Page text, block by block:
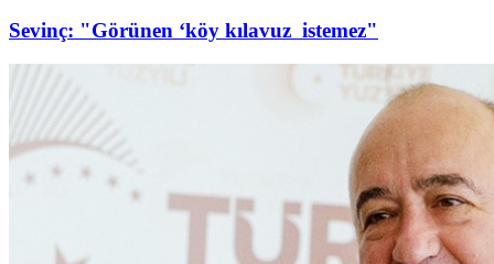
Sevinç: "Görünen ‘köy kılavuz istemez"